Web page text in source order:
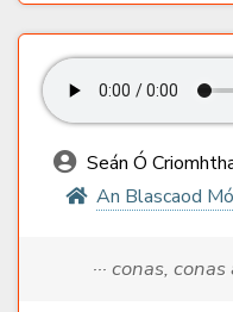
Seán Ó
An Blascaod
··· conas, conas